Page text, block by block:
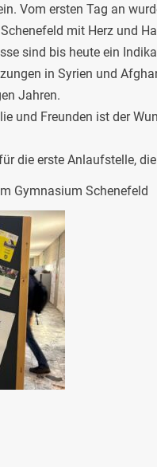
Vom ersten Tag an
mit Herz und
sind bis heute ein
in Syrien und
Jahren.
und Freunden ist der
die erste Anlaufstelle,
Gymnasium Schenefeld